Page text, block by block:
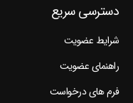
دسترسی سریع
شرایط عضویت
راهنمای عضویت
فرم های درخواست